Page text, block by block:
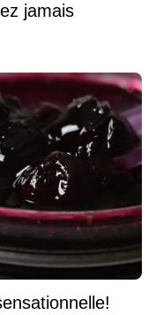
jamais